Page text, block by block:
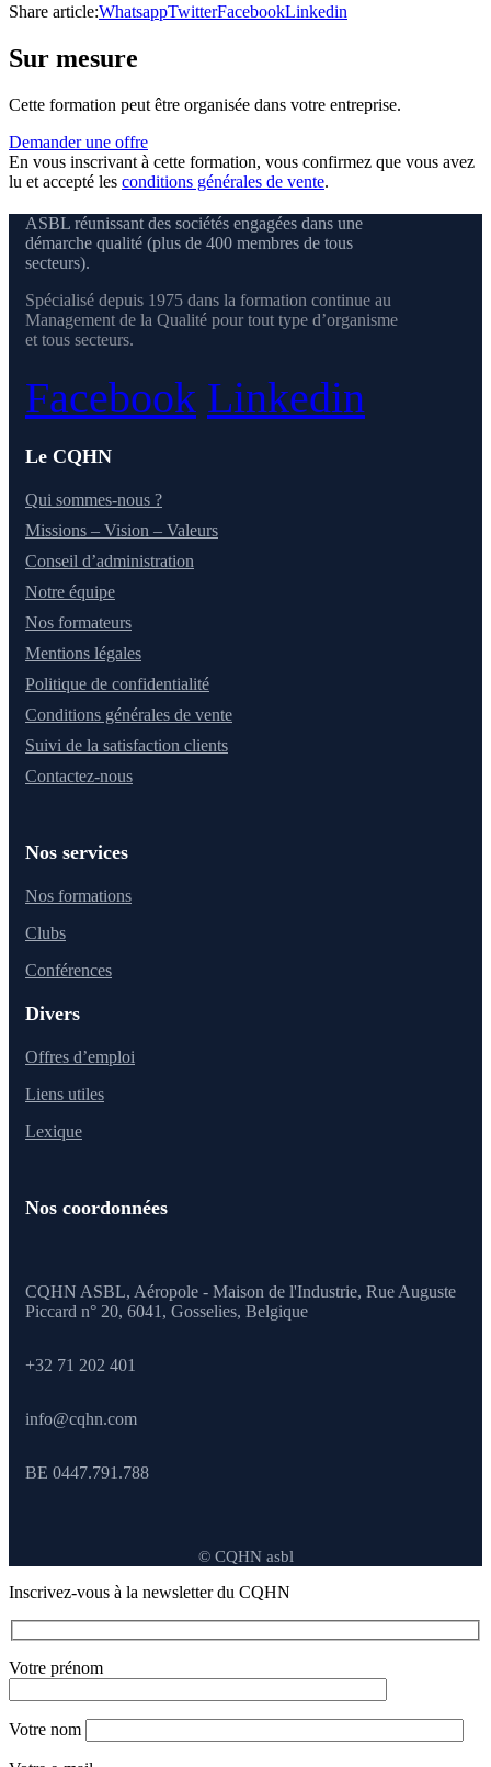
Share article:WhatsappTwitterFacebookLinkedin
Sur mesure
Cette formation peut être organisée dans votre entreprise.
Demander une offre
En vous inscrivant à cette formation, vous confirmez que vous avez
lu et accepté les conditions générales de vente.
ASBL réunissant des sociétés engagées dans une
démarche qualité (plus de 400 membres de tous
secteurs).
Spécialisé depuis 1975 dans la formation continue au
Management de la Qualité pour tout type d’organisme
et tous secteurs.
Facebook Linkedin
Le CQHN
Qui sommes-nous ?
Missions – Vision – Valeurs
Conseil d’administration
Notre équipe
Nos formateurs
Mentions légales
Politique de confidentialité
Conditions générales de vente
Suivi de la satisfaction clients
Contactez-nous
Nos services
Nos formations
Clubs
Conférences
Divers
Offres d’emploi
Liens utiles
Lexique
Nos coordonnées
CQHN ASBL, Aéropole - Maison de l'Industrie, Rue Auguste
Piccard n° 20, 6041, Gosselies, Belgique
+32 71 202 401
info@cqhn.com
BE 0447.791.788
© CQHN asbl
Inscrivez-vous à la newsletter du CQHN
Votre prénom
Votre nom